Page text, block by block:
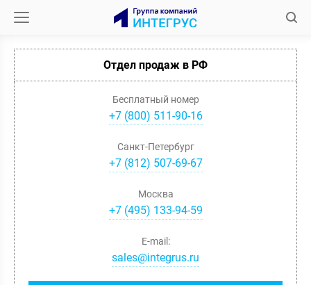
Отдел продаж в РФ
Бесплатный номер
+7 (800) 511-90-16
Санкт-Петербург
+7(812) 507-69-67
Москва
+7(495) 133-94-59
E-mail:
sales@integrus.ru